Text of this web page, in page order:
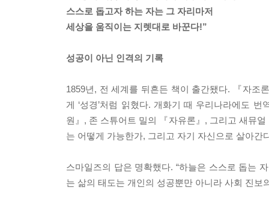
스스로 돕고자 하는 자는 그 자리마저
세상을 움직이는 지렛대로 바꾼다!”
성공이 아닌 인격의 기록
1859년, 전 세계를 뒤흔든 책이 출간됐다. 『자조
게 ‘성경’처럼 읽혔다. 개화기 때 우리나라에도
원』, 존 스튜어트 밀의 『자유론』, 그리고 새뮤
는 어떻게 가능한가, 그리고 자기 자신으로 살아
스마일즈의 답은 명확했다. “하늘은 스스로 돕는
는 삶의 태도는 개인의 성공뿐만 아니라 사회 진보